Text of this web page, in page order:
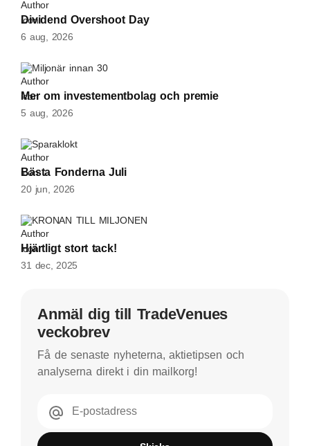
Dividend Overshoot Day
6 aug, 2026
Miljonär innan 30
Mer om investementbolag och premie
5 aug, 2026
Sparaklokt
Bästa Fonderna Juli
20 jun, 2026
KRONAN TILL MILJONEN
Hjärtligt stort tack!
31 dec, 2025
Anmäl dig till TradeVenues
veckobrev
Få de senaste nyheterna, aktietipsen och
analyserna direkt i din mailkorg!
E-postadress